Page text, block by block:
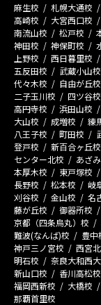
麻生校 札幌大通校
高崎校
大宮西口校
南流山校
松戸校
神田校
神保町校
上野校
西日暮里校
五反田校
武蔵小山校
代々木校
自由が丘校
二子玉川校
四ツ谷校
高円寺校
浜田山校
大山校
成増校 練
八王子校
町田校
登戸校
新百合ヶ丘校
センター北校
あざ
本厚木校
東戸塚校
長野校
松本校 岐
刈谷校
金山校 名
藤が丘校
御器所校
京都（四条烏丸）校
難波(なんば)校
豊中
神戸三ノ宮校
西宮
明石校
奈良大和西
新山口校
香川高松校
福岡西新校
大橋校
那覇首里校